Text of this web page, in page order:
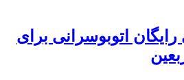
اتوبوسرانی برای